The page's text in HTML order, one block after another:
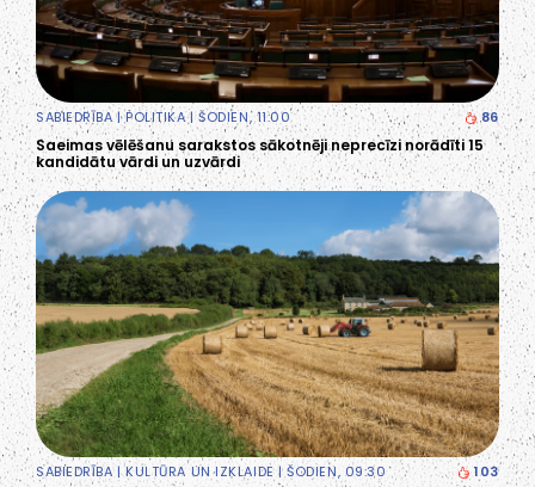
SABIEDRĪBA|POLITIKA| ŠODIEN, 11:00 86
Saeimas vēlēšanu sarakstos sākotnēji neprecīzi norādīti 15
kandidātu vārdi un uzvārdi
SABIEDRĪBA |KULTŪRA UN IZKLAIDE | ŠODIEN, 09:30 103